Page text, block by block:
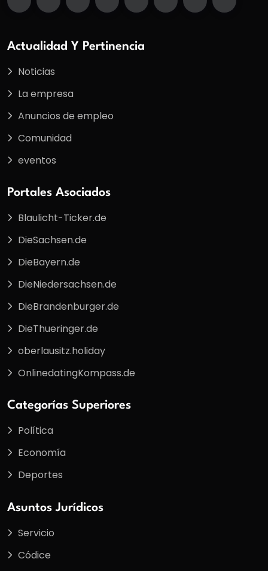
Actualidad Y Pertinencia
Noticias
La empresa
Anuncios de empleo
Comunidad
eventos
Portales Asociados
Blaulicht-Ticker.de
DieSachsen.de
DieBayern.de
DieNiedersachsen.de
DieBrandenburger.de
DieThueringer.de
oberlausitz.holiday
OnlinedatingKompass.de
Categorías Superiores
Política
Economía
Deportes
Asuntos Jurídicos
Servicio
Códice